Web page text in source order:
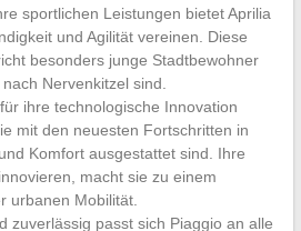
sportlichen Leistungen bietet Aprilia
und Agilität vereinen. Diese
besonders junge Stadtbewohner
Nervenkitzel sind.
ihre technologische Innovation
mit den neuesten Fortschritten in
Komfort ausgestattet sind. Ihre
macht sie zu einem
urbanen Mobilität.
zuverlässig passt sich Piaggio an alle